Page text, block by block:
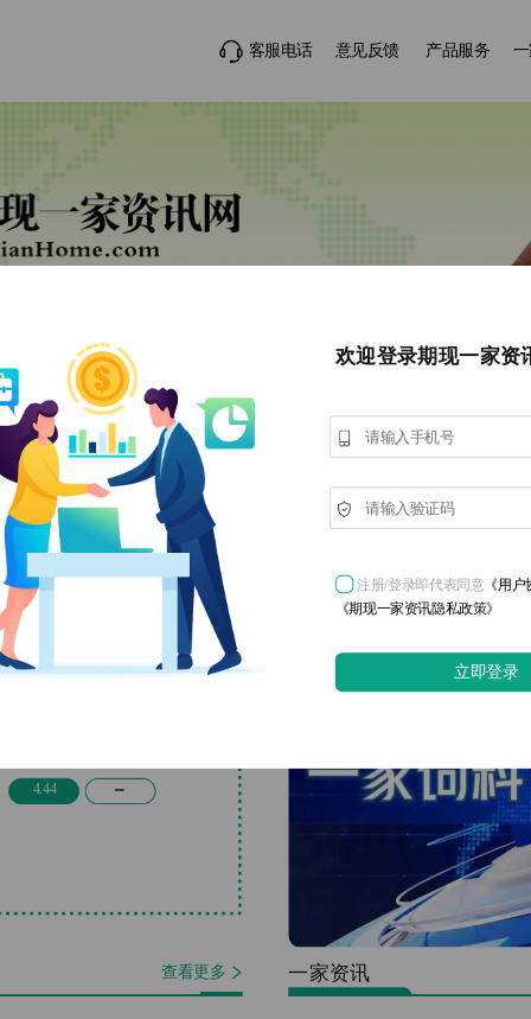
客服电话 意见反馈 产品服务
粕类 油脂 生猪
4.44
VIP视频
查看更多 一家资讯
欢迎登录期现一家资
注册/登录即代表同意《用户
《期现一家资讯隐私政策》
立即登录